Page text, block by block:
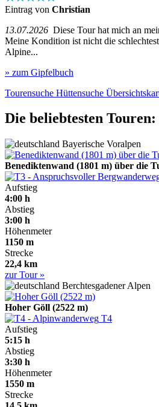
Eintrag von Christian
13.07.2026 Diese Tour hat mich an
Meine Kondition ist nicht die
Alpine...
» zum Gipfelbuch
Tourensuche Hüttensuche
Die beliebtesten Touren:
Bayerische Voralpen
Benediktenwand (1801 m) über die
Aufstieg
4:00 h
Abstieg
3:00 h
Höhenmeter
1150 m
Strecke
22,4 km
zur Tour »
Berchtesgadener Alpen
Hoher Göll (2522 m)
T4
Aufstieg
5:15 h
Abstieg
3:30 h
Höhenmeter
1550 m
Strecke